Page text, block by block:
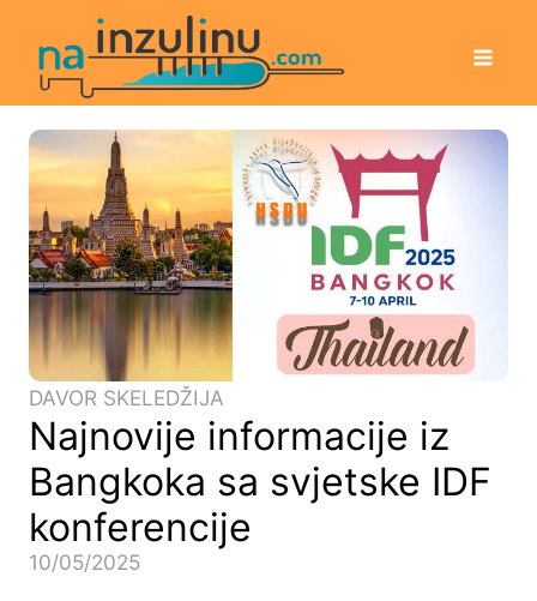
DAVOR SKELEDŽIJA
Najnovije informacije iz
Bangkoka sa svjetske IDF
konferencije
10/05/2025